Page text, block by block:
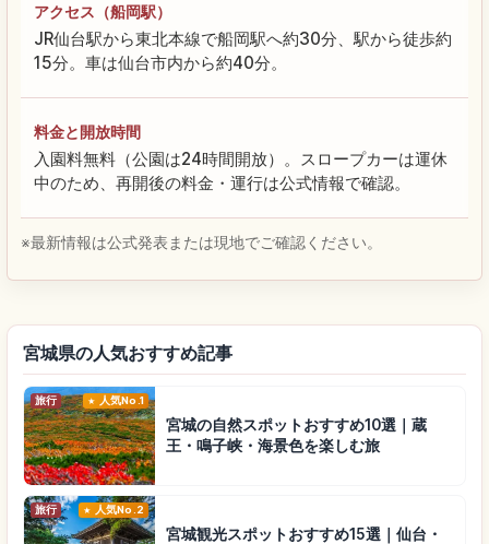
アクセス（船岡駅）
JR仙台駅から東北本線で船岡駅へ約30分、駅から徒歩約
15分。車は仙台市内から約40分。
料金と開放時間
入園料無料（公園は24時間開放）。スロープカーは運休
中のため、再開後の料金・運行は公式情報で確認。
※最新情報は公式発表または現地でご確認ください。
宮城県の人気おすすめ記事
旅行 人気No.1
宮城の自然スポットおすすめ10選｜蔵
王・鳴子峡・海景色を楽しむ旅
旅行 人気No.2
宮城観光スポットおすすめ15選｜仙台・